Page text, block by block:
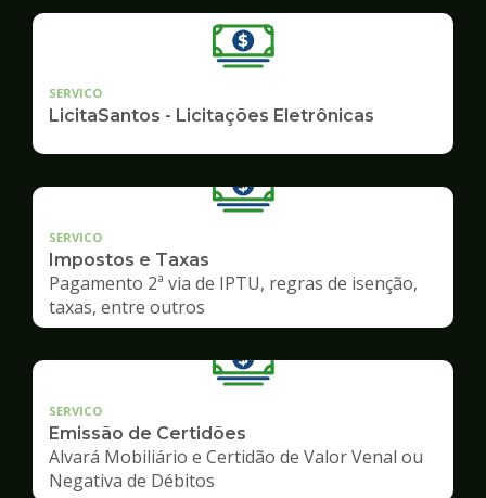
SERVICO
LicitaSantos - Licitações Eletrônicas
SERVICO
Impostos e Taxas
Pagamento 2ª via de IPTU, regras de isenção,
taxas, entre outros
SERVICO
Emissão de Certidões
Alvará Mobiliário e Certidão de Valor Venal ou
Negativa de Débitos